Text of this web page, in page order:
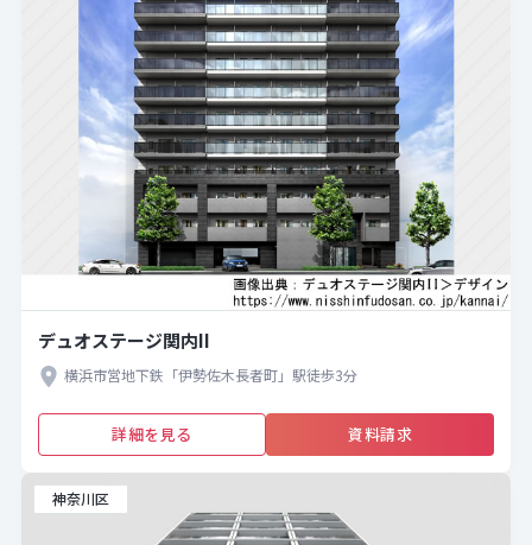
デュオステージ関内II
横浜市営地下鉄「伊勢佐木長者町」駅徒歩3分
詳細を見る 資料請求
神奈川区